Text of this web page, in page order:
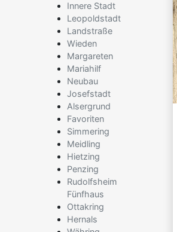
Innere Stadt
Leopoldstadt
Landstraße
Wieden
Margareten
Mariahilf
Neubau
Josefstadt
Alsergrund
Favoriten
Simmering
Meidling
Hietzing
Penzing
Rudolfsheim
Fünfhaus
Ottakring
Hernals